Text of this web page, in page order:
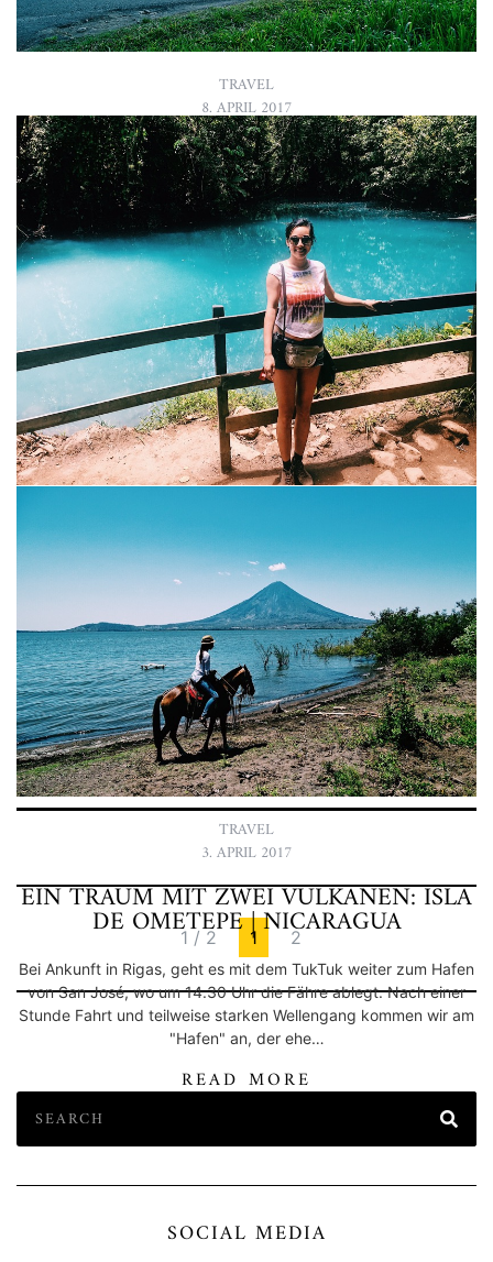
TRAVEL
8. APRIL 2017
VOLCAN ARENAL IN LA FORTUNA |
COSTA RICA
Die Fahrt ist lange, aber so schön grün habe ich es schon lange
nicht gesehen: Hier befindet sich der größte Vulkan Costa
Rica's: Arenal. Leider kann dieser nicht bestiegen werden, dafür
aber der "…
READ MORE
5. APRIL 2017
NATIONALPARK VULKAN TENORIO &
RIO CELESTE | COSTA RICA
Hier habe ich mir natürlich wieder viel zu viel vorgenommen,
aber wo der Wille ist… mit dem Nachtbus geht es zunächst von
der Grenze nach Liberia. Ich habe Glück und finde einen netten
Fahrer der mich…
READ MORE
TRAVEL
3. APRIL 2017
EIN TRAUM MIT ZWEI VULKANEN: ISLA
DE OMETEPE | NICARAGUA
Bei Ankunft in Rigas, geht es mit dem TukTuk weiter zum Hafen
von San José, wo um 14.30 Uhr die Fähre ablegt. Nach einer
Stunde Fahrt und teilweise starken Wellengang kommen wir am
"Hafen" an, der ehe…
READ MORE
1 / 2 1 2
SOCIAL MEDIA